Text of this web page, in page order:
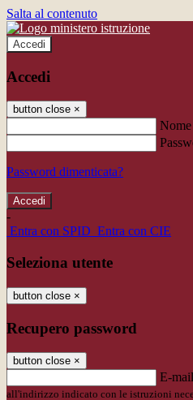
Salta al contenuto
Accedi
Accedi
button close ×
Password dimenticata?
-
Entra con SPID Entra con CIE
Seleziona utente
button close ×
Recupero password
button close ×
E-mail
all'indirizzo indicato con le istruzioni